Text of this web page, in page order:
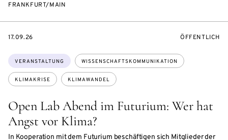
FRANKFURT/MAIN
Open Lab Abend im Futurium: Wer hat
Angst vor Klima?
In Kooperation mit dem Futurium beschäftigen sich Mitglieder der
Themen:
VERANSTALTUNG WISSENSCHAFTSKOMMUNIKATION
KLIMAKRISE KLIMAWANDEL
EVENTBEGINSON
17.09.26 ÖFFENTLICH